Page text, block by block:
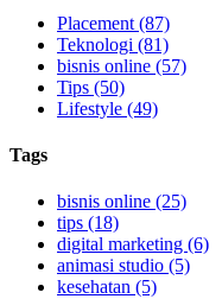
Placement (87)
Teknologi (81)
bisnis online (57)
Tips (50)
Lifestyle (49)
Tags
bisnis online (25)
tips (18)
digital marketing (6)
animasi studio (5)
kesehatan (5)